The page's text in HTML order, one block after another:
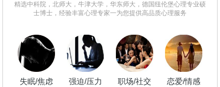
精选中科院，北师大，牛津大学，华东师大，德国纽伦堡心理专业硕
士博士，经验丰富心理专家一为您提供高品质心理服务
失眠/焦虑 强迫/压力 职场/社交 恋爱/情感